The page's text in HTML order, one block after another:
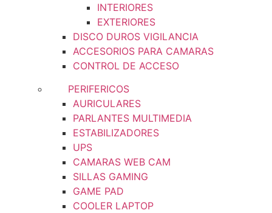
INTERIORES
EXTERIORES
DISCO DUROS VIGILANCIA
ACCESORIOS PARA CAMARAS
CONTROL DE ACCESO
PERIFERICOS
AURICULARES
PARLANTES MULTIMEDIA
ESTABILIZADORES
UPS
CAMARAS WEB CAM
SILLAS GAMING
GAME PAD
COOLER LAPTOP